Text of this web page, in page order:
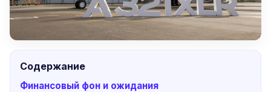
Содержание
Финансовый фон и ожидания